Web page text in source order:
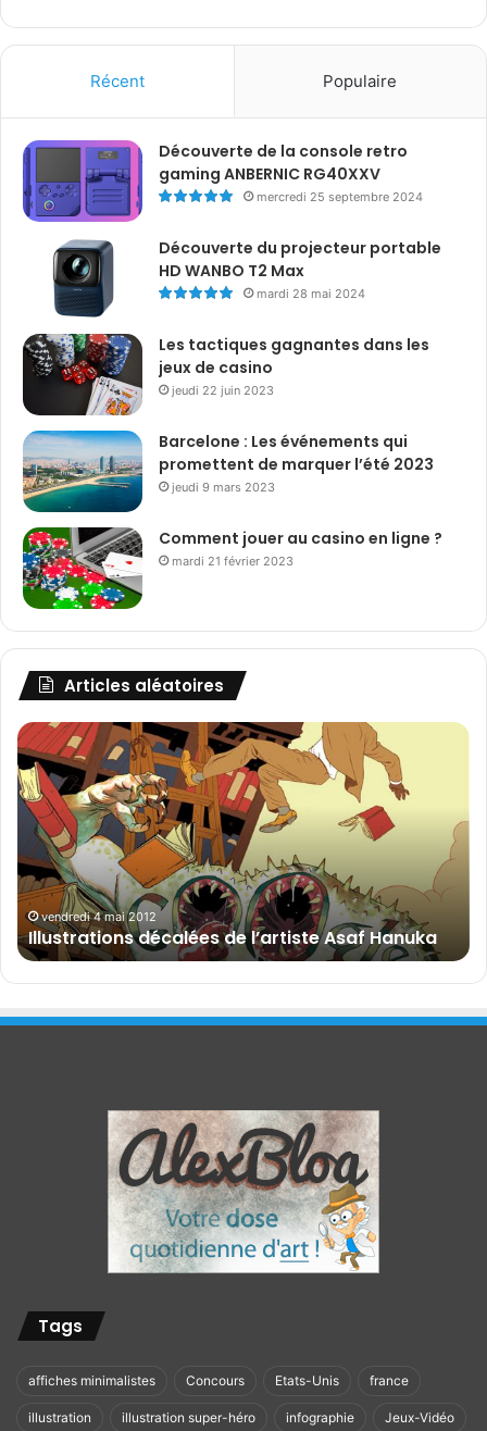
Récent Populaire
Découverte de la console retro
gaming ANBERNIC RG40XXV
mercredi 25 septembre 2024
Découverte du projecteur portable
HD WANBO T2 Max
mardi 28 mai 2024
Les tactiques gagnantes dans les
jeux de casino
jeudi 22 juin 2023
Barcelone : Les événements qui
promettent de marquer l’été 2023
jeudi 9 mars 2023
Comment jouer au casino en ligne ?
mardi 21 février 2023
Articles aléatoires
Asaf Hanuka
P
h
o
t
o
g
r
a
p
h
i
e
u
k
-
e
n
d
#
4
h
samedi 11 août 2012
Photographie du week-end
Norway
Tags
affiches minimalistes Concours Etats-Unis france
illustration illustration super-héro infographie Jeux-Vidéo